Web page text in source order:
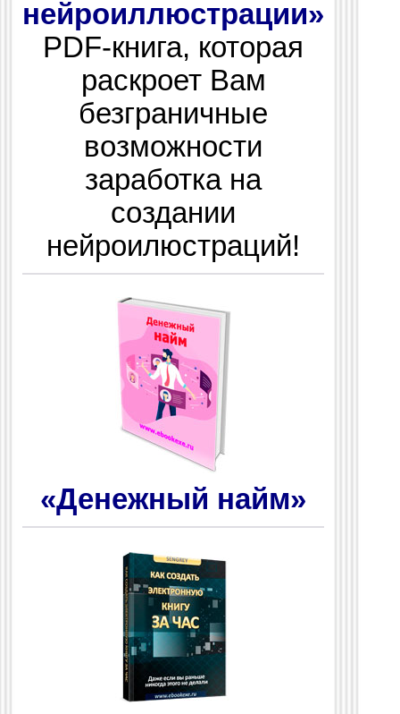
нейроиллюстрации»
PDF-книга, которая
раскроет Вам
безграничные
возможности
заработка на
создании
нейроилюстраций!
«Денежный найм»